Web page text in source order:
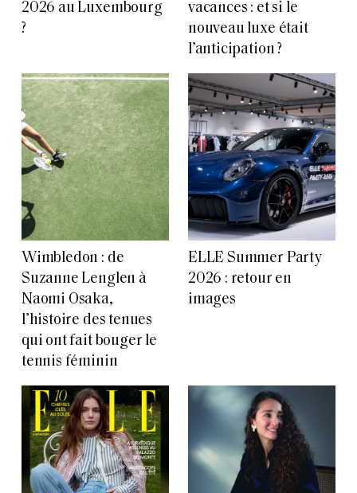
2026 au Luxembourg
?
vacances : et si le
nouveau luxe était
l’anticipation ?
Wimbledon : de
Suzanne Lenglen à
Naomi Osaka,
l’histoire des tenues
qui ont fait bouger le
tennis féminin
ELLE Summer Party
2026 : retour en
images